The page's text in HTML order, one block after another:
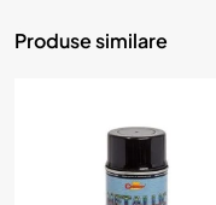
Produse similare